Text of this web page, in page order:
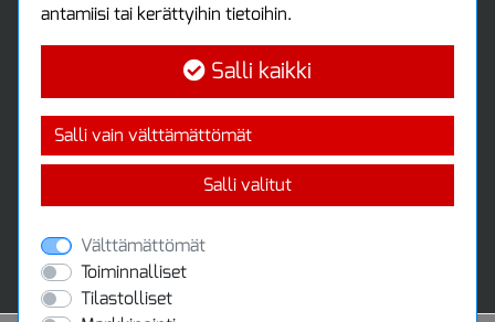
Tuottajankatu 13
Uutiskirje
Tilaa maksuton uutiskirjeemme
antamiisi tai kerättyihin tietoihin.
Salli kaikki
Salli vain välttämättömät
Salli valitut
Välttämättömät
Toiminnalliset
Tilastolliset